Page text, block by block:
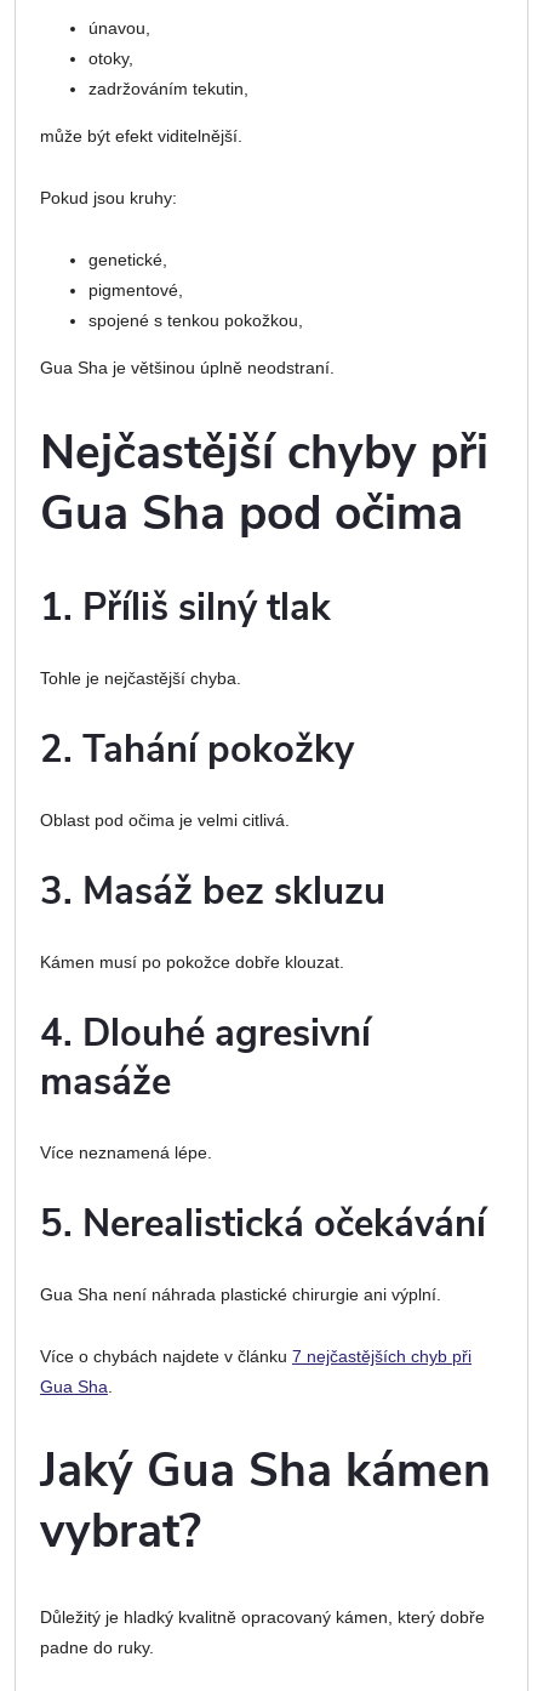
únavou,
otoky,
zadržováním tekutin,
může být efekt viditelnější.
Pokud jsou kruhy:
genetické,
pigmentové,
spojené s tenkou pokožkou,
Gua Sha je většinou úplně neodstraní.
Nejčastější chyby při
Gua Sha pod očima
1. Příliš silný tlak
Tohle je nejčastější chyba.
2. Tahání pokožky
Oblast pod očima je velmi citlivá.
3. Masáž bez skluzu
Kámen musí po pokožce dobře klouzat.
4. Dlouhé agresivní
masáže
Více neznamená lépe.
5. Nerealistická očekávání
Gua Sha není náhrada plastické chirurgie ani výplní.
Více o chybách najdete v článku 7 nejčastějších chyb při
Gua Sha
Jaký Gua Sha kámen
vybrat?
Důležitý je hladký kvalitně opracovaný kámen, který dobře
padne do ruky.